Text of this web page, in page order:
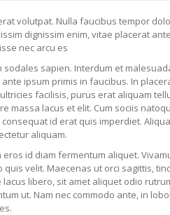
volutpat. Nulla faucibus tempor
dignissim enim, vitae placerat
nec arcu es
sodales sapien. Interdum et
ipsum primis in faucibus. In
facilisis, purus erat aliquam
massa lacus et elit. Cum sociis
id erat quis imperdiet.
aliquam.
eros id diam fermentum aliquet.
quis velit. Maecenas ut orci sagittis,
libero, sit amet aliquet odio
ut. Nam nec commodo ante, in